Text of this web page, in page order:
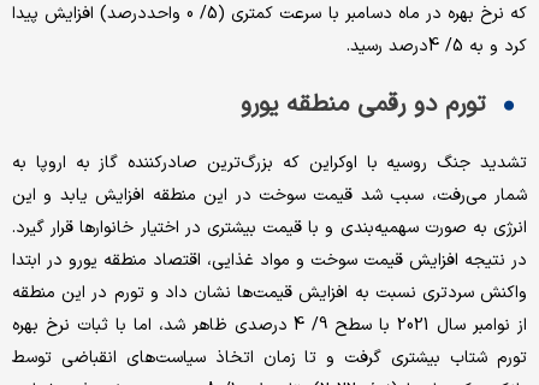
که نرخ بهره در ماه دسامبر با سرعت کمتری (5/ 0 واحددرصد) افزایش پیدا
کرد و به 5/ 4درصد رسید.
تورم دو رقمی منطقه یورو
تشدید جنگ روسیه با اوکراین که بزرگ‌ترین صادر‌کننده گاز به اروپا به
شمار می‌رفت، سبب شد قیمت سوخت در این منطقه افزایش یابد و این
انرژی به صورت سهمیه‌بندی و با قیمت بیشتری در اختیار خانوارها قرار گیرد.
در نتیجه افزایش قیمت سوخت و مواد غذایی، اقتصاد منطقه یورو در ابتدا
واکنش سرد‌تری نسبت به افزایش قیمت‌ها نشان داد و تورم در این منطقه
از نوامبر سال 2021 با سطح 9/ 4 درصدی ظاهر شد، اما با ثبات نرخ بهره
تورم شتاب بیشتری گرفت و تا زمان اتخاذ سیاست‌های انقباضی توسط